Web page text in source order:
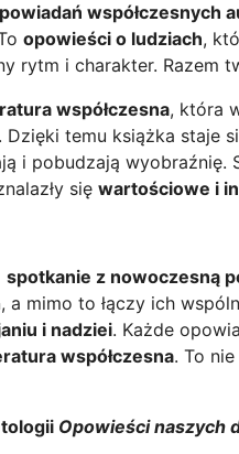
współczesnych
opowieści o ludziach,
rytm i charakter. Razem
współczesna, która
temu książka staje
i pobudzają wyobraźnię.
się wartościowe i
spotkanie z nowoczesną
mimo to łączy ich
i nadziei. Każde
współczesna. To
Opowieści naszych